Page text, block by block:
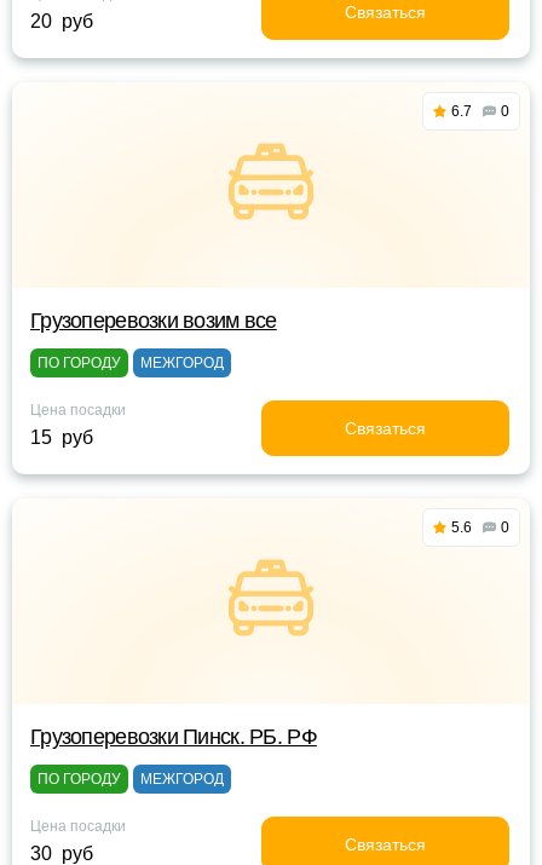
20 руб Связаться
6.7 0
Грузоперевозки возим все
ПО ГОРОДУ МЕЖГОРОД
Цена посадки
15 руб Связаться
5.6 0
Грузоперевозки Пинск. РБ. РФ
ПО ГОРОДУ МЕЖГОРОД
Цена посадки
30 руб Связаться